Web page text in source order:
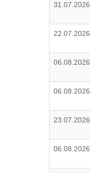
31.07.2026
22.07.2026
06.08.2026
06.08.2026
23.07.2026
06.08.2026